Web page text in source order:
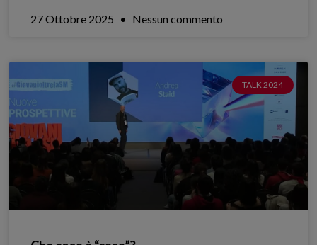
27 Ottobre 2025 Nessun commento
TALK 2024